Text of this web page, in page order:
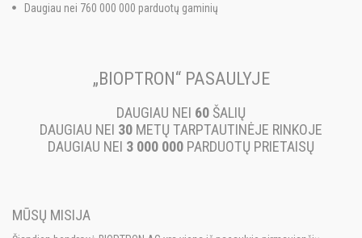
Daugiau nei 760 000 000 parduotų gaminių
„BIOPTRON“ PASAULYJE
DAUGIAU NEI 60 ŠALIŲ
DAUGIAU NEI 30 METŲ TARPTAUTINĖJE RINKOJE
DAUGIAU NEI 3 000 000 PARDUOTŲ PRIETAISŲ
MŪSŲ MISIJA